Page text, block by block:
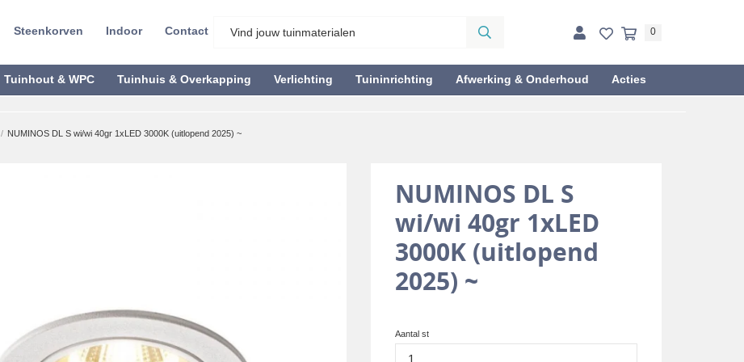
Steenkorven Indoor Contact 0
Tuinhout & WPC Tuinhuis & Overkapping Verlichting Tuininrichting Afwerking & Onderhoud Acties
/ NUMINOS DL S wi/wi 40gr 1xLED 3000K (uitlopend 2025) ~
NUMINOS DL S
wi/wi 40gr 1xLED
3000K (uitlopend
2025) ~
Aantal st